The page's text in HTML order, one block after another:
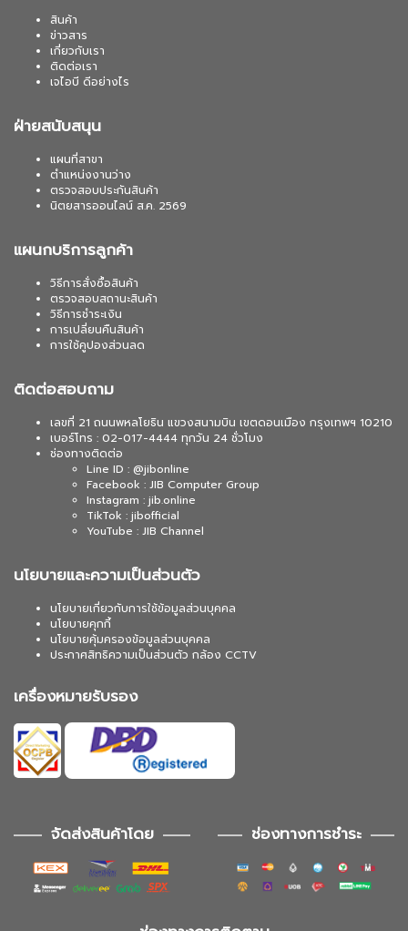
สินค้า
ข่าวสาร
เกี่ยวกับเรา
ติดต่อเรา
เจไอบี ดีอย่างไร
ฝ่ายสนับสนุน
แผนที่สาขา
ตำแหน่งงานว่าง
ตรวจสอบประกันสินค้า
นิตยสารออนไลน์ ส.ค. 2569
แผนกบริการลูกค้า
วิธีการสั่งซื้อสินค้า
ตรวจสอบสถานะสินค้า
วิธีการชำระเงิน
การเปลี่ยนคืนสินค้า
การใช้คูปองส่วนลด
ติดต่อสอบถาม
เลขที่ 21 ถนนพหลโยธิน แขวงสนามบิน เขตดอนเมือง กรุงเทพฯ 10210
เบอร์โทร : 02-017-4444 ทุกวัน 24 ชั่วโมง
ช่องทางติดต่อ
Line ID : @jibonline
Facebook : JIB Computer Group
Instagram : jib.online
TikTok : jibofficial
YouTube : JIB Channel
นโยบายและความเป็นส่วนตัว
นโยบายเกี่ยวกับการใช้ข้อมูลส่วนบุคคล
นโยบายคุกกี้
นโยบายคุ้มครองข้อมูลส่วนบุคคล
ประกาศสิทธิความเป็นส่วนตัว กล้อง CCTV
เครื่องหมายรับรอง
จัดส่งสินค้าโดย ช่องทางการชำระ